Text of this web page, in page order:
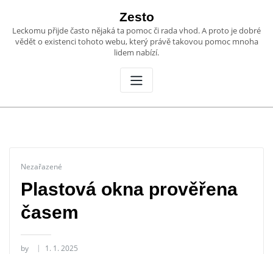
content
Zesto
Leckomu přijde často nějaká ta pomoc či rada vhod. A proto je dobré
vědět o existenci tohoto webu, který právě takovou pomoc mnoha
lidem nabízí.
Nezařazené
Plastová okna prověřena
časem
by 1. 1. 2025